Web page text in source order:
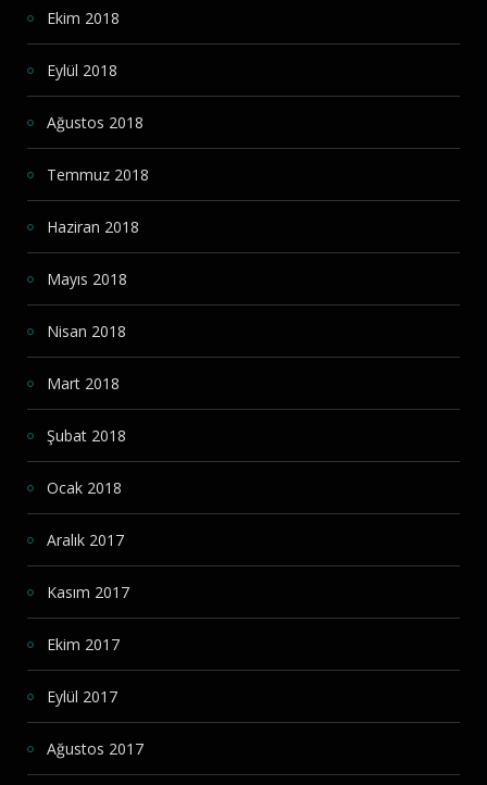
Ekim 2018
Eylül 2018
Ağustos 2018
Temmuz 2018
Haziran 2018
Mayıs 2018
Nisan 2018
Mart 2018
Şubat 2018
Ocak 2018
Aralık 2017
Kasım 2017
Ekim 2017
Eylül 2017
Ağustos 2017